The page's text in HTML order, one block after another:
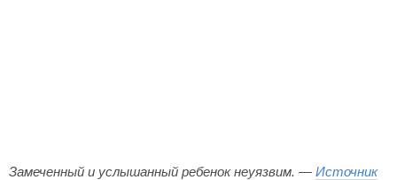
Замеченный и услышанный ребенок неуязвим. — Источник